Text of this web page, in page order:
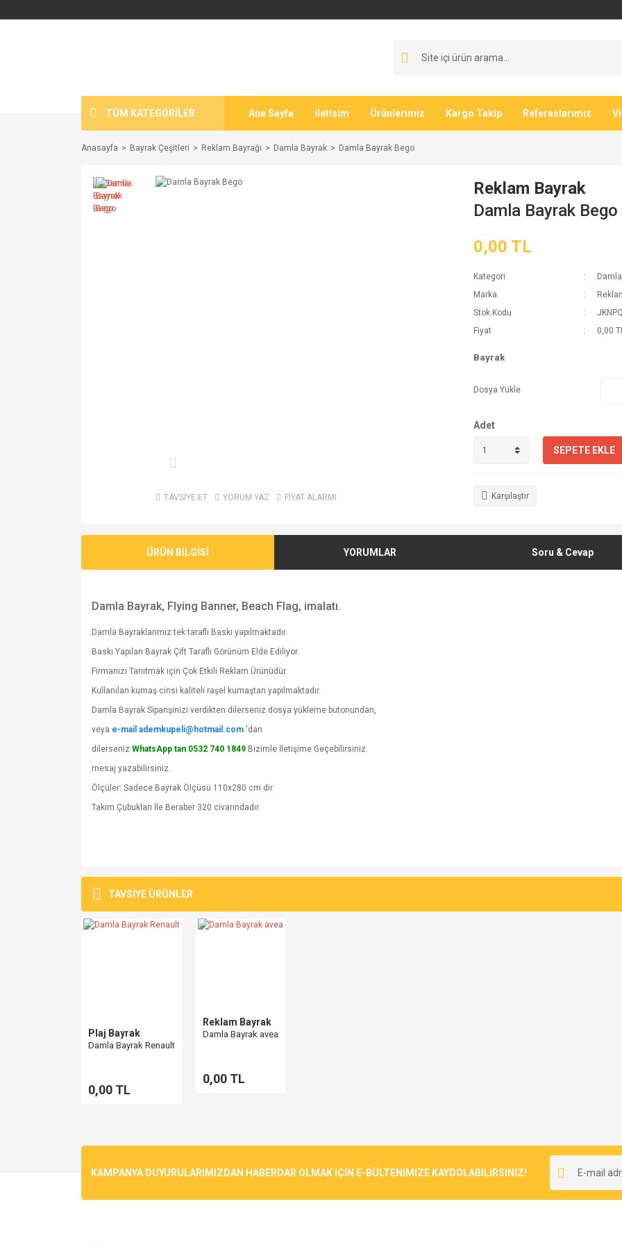
TÜM KATEGORİLER Ana Sayfa iletisim Ürünlerimiz Kargo Takip Referaslarımız
Anasayfa Bayrak Çeşitleri Reklam Bayrağı Damla Bayrak Damla Bayrak Bego
TAVSİYE ET YORUM YAZ FİYAT ALARMI
Reklam Bayrak
Damla Bayrak Bego
0,00 TL
Kategori
Marka
Stok Kodu
Fiyat
0,00
Bayrak
Dosya Yükle
Adet
SEPETE EKLE
Karşılaştır
ÜRÜN BİLGİSİ YORUMLAR Soru & Cevap
Damla Bayrak, Flying Banner, Beach Flag, imalatı.
Damla Bayraklarımız tek taraflı Baskı yapılmaktadır.
Baskı Yapılan Bayrak Çift Taraflı Görünüm Elde Ediliyor.
Firmanızı Tanıtmak için Çok Etkili Reklam Ürünüdür.
Kullanılan kumaş cinsi kaliteli raşel kumaştan yapılmaktadır.
Damla Bayrak Siparişinizi verdikten dilerseniz dosya yükleme butonundan,
veya e-mail ademkupeli@hotmail.com 'dan
dilerseniz WhatsApp tan 0532 740 1849 Bizimle İletişime Geçebilirsiniz.
mesaj yazabilirsiniz.
Ölçüler: Sadece Bayrak Ölçüsü 110x280 cm dir.
Takım Çubukları İle Beraber 320 civarındadır.
Ürün resmi kalitesiz, bozuk veya görüntülenemiyor.
TAVSİYE ÜRÜNLER
Plaj Bayrak
Damla Bayrak Renault
0,00 TL
Reklam Bayrak
Damla Bayrak avea
0,00 TL
KAMPANYA DUYURULARIMIZDAN HABERDAR OLMAK İÇİN E-BÜLTENİMİZE KAYDOLABİLİRSİNİZ!